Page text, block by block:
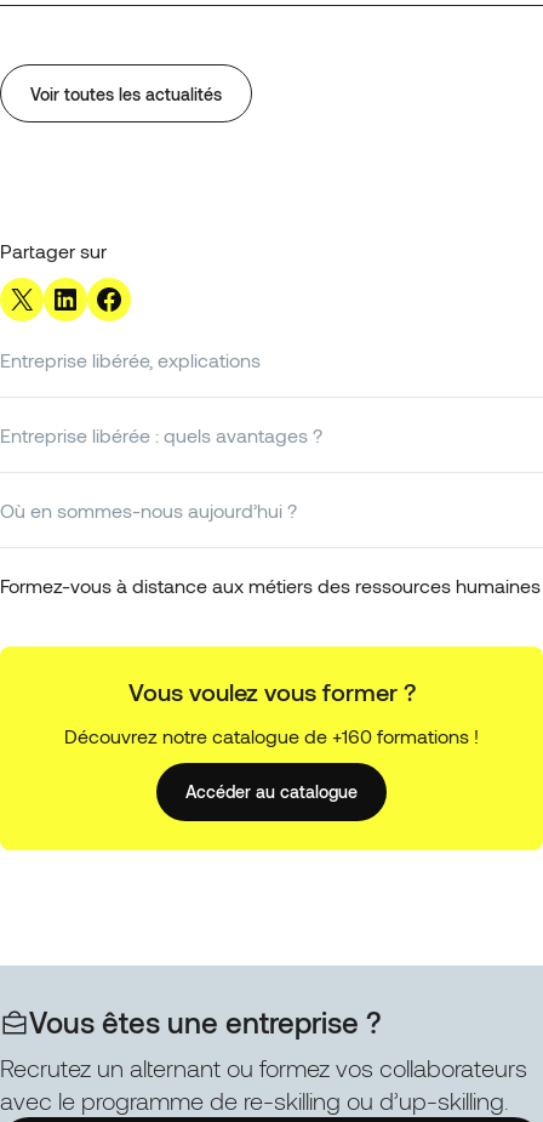
Partager sur
Share on X Share on LinkedInShare on Facebook
Entreprise libérée, explications
Entreprise libérée : quels avantages ?
Où en sommes-nous aujourd’hui ?
Formez-vous à distance aux métiers des ressources humaines
Vous voulez vous former ?
Découvrez notre catalogue de +160 formations !
Accéder au catalogue
Voir toutes les actualités
Vous êtes une entreprise ?
Recrutez un alternant ou formez vos collaborateurs
avec le programme de re-skilling ou d’up-skilling.